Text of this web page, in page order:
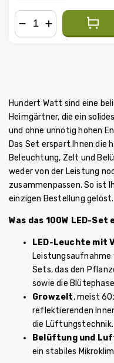
Hundert Watt sind eine
Heimgärtner, die ein
und ohne unnötig hohen
Das Set erspart Ihnen die
Beleuchtung, Zelt und
weder von der Leistung
zusammenpassen. So ist
einzigen Bestellung gelöst.
Was das 100W LED-Set
LED-Leuchte mit
Leistungsaufnahme
Sets, das den
sowie die
Growzelt, meist
reflektierenden
die Lüftungstechnik.
Belüftung und
ein stabiles